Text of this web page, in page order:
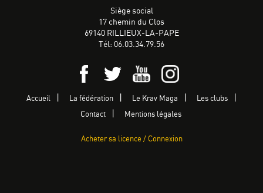
Siège social
17 chemin du Clos
69140 RILLIEUX-LA-PAPE
Tél: 06.03.34.79.56
Accueil La fédération Le Krav Maga Les clubs
Contact Mentions légales
Acheter sa licence / Connexion